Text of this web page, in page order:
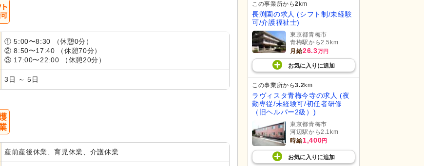
① 5:00〜8:30 （休憩0分）
② 8:50〜17:40 （休憩70分）
③ 17:00〜22:00 （休憩20分）
3日 ～ 5日
産前産後休業、育児休業、介護休業
この事業所から2 km
長渕園の求人 (シフト制/未経験
可/介護福祉士)
東京都青梅市
青梅駅から2.5km
月給26.3万円
お気に入り に追加
この事業所から3.2km
ラヴィスタ青梅今寺の求人 (夜
勤専従/未経験可/初任者研修
（旧ヘルパー2級）)
東京都青梅市
河辺駅から2.1km
時給1,400円
お気に入り に追加